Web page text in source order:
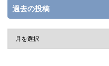
過去の投稿